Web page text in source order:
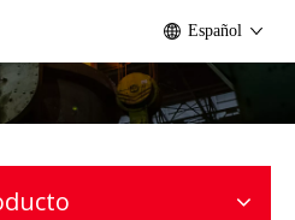
Español